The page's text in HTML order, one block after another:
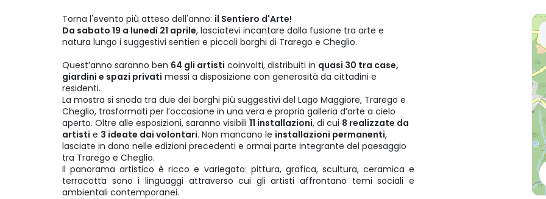
Torna l'evento più atteso dell'anno: il Sentiero d'Arte!
Da sabato 19 a lunedì 21 aprile, lasciatevi incantare dalla fusione tra arte e
natura lungo i suggestivi sentieri e piccoli borghi di Trarego e Cheglio.
Quest’anno saranno ben 64 gli artisti coinvolti, distribuiti in quasi 30 tra case,
giardini e spazi privati messi a disposizione con generosità da cittadini e
residenti.
La mostra si snoda tra due dei borghi più suggestivi del Lago Maggiore, Trarego e
Cheglio, trasformati per l’occasione in una vera e propria galleria d’arte a cielo
aperto. Oltre alle esposizioni, saranno visibili 11 installazioni, di cui 8 realizzate da
artisti e 3 ideate dai volontari. Non mancano le installazioni permanenti,
lasciate in dono nelle edizioni precedenti e ormai parte integrante del paesaggio
tra Trarego e Cheglio.
Il panorama artistico è ricco e variegato: pittura, grafica, scultura, ceramica e
terracotta sono i linguaggi attraverso cui gli artisti affrontano temi sociali e
ambientali contemporanei.